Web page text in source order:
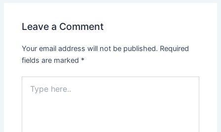
Leave a Comment
Your email address will not be published. Required
fields are marked *
here..